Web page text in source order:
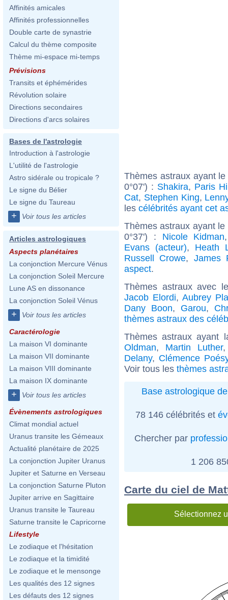
Affinités amicales
Affinités professionnelles
Double carte de synastrie
Calcul du thème composite
Thème mi-espace mi-temps
Prévisions
Transits et éphémérides
Révolution solaire
Directions secondaires
Directions d'arcs solaires
Bases de l'astrologie
Introduction à l'astrologie
L'utilité de l'astrologie
Astro sidérale ou tropicale ?
Le signe du Bélier
Le signe du Taureau
+ Voir tous les articles
Articles astrologiques
Aspects planétaires
La conjonction Mercure Vénus
La conjonction Soleil Mercure
Lune AS en dissonance
La conjonction Soleil Vénus
+ Voir tous les articles
Caractérologie
La maison VI dominante
La maison VII dominante
La maison VIII dominante
La maison IX dominante
+ Voir tous les articles
Évènements astrologiques
Climat mondial actuel
Uranus transite les Gémeaux
Actualité planétaire de 2025
La conjonction Jupiter Uranus
Jupiter et Saturne en Verseau
La conjonction Saturne Pluton
Jupiter arrive en Sagittaire
Uranus transite le Taureau
Saturne transite le Capricorne
Lifestyle
Le zodiaque et l'hésitation
Le zodiaque et la timidité
Le zodiaque et le mensonge
Les qualités des 12 signes
Les défauts des 12 signes
Thèmes astraux ayant
0°07') : Shakira, Paris
Cat, Stephen King,
les célébrités ayant cet
Thèmes astraux ayant
0°37') : Nicole Kidman
Evans (acteur), Heath
Russell Crowe, James
aspect.
Thèmes astraux avec
Jacob Elordi,Aubrey
Dany Boon, Garou,
thèmes astraux des
Thèmes astraux
Oldman, Martin Luther
Delany, Clémence
Voir tous les thèmes
Base astrologique
78 146 célébrités et
Chercher par
1 206
Carte du ciel de
Sélectionnez